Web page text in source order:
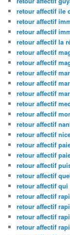
retour affectif ile
retour affectif
retour affectif
retour affectif la
retour affectif
retour affectif
retour affectif
retour affectif
retour affectif
retour affectif
retour affectif
retour affectif
retour affectif
retour affectif
retour affectif
retour affectif
retour affectif
retour affectif
retour affectif
retour affectif
retour affectif
retour affectif